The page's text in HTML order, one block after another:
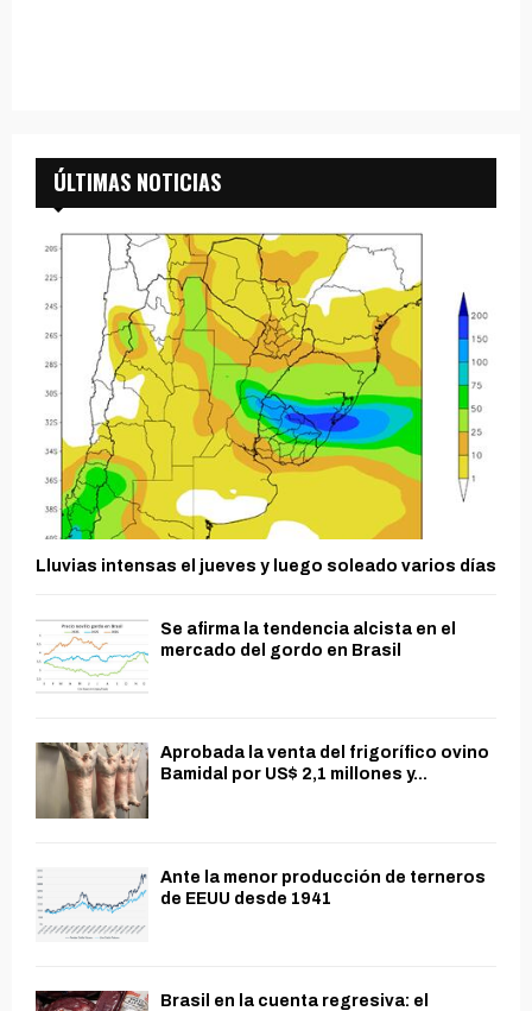
ÚLTIMAS NOTICIAS
Lluvias intensas el jueves y luego soleado varios días
Se afirma la tendencia alcista en el
mercado del gordo en Brasil
Aprobada la venta del frigorífico ovino
Bamidal por US$ 2,1 millones y...
Ante la menor producción de terneros
de EEUU desde 1941
Brasil en la cuenta regresiva: el